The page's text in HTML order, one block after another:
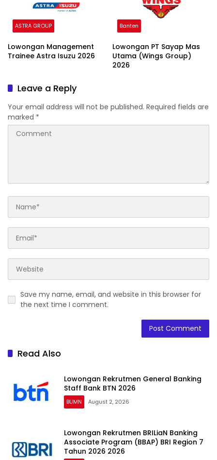
ASTRA GROUP
Lowongan Management
Trainee Astra Isuzu 2026
Banten
Lowongan PT Sayap Mas
Utama (Wings Group)
2026
Leave a Reply
Your email address will not be published. Required fields are
marked *
Save my name, email, and website in this browser for
the next time I comment.
Read Also
Lowongan Rekrutmen General Banking
Staff Bank BTN 2026
BUMN August 2, 2026
Lowongan Rekrutmen BRILiaN Banking
Associate Program (BBAP) BRI Region 7
Tahun 2026 2026